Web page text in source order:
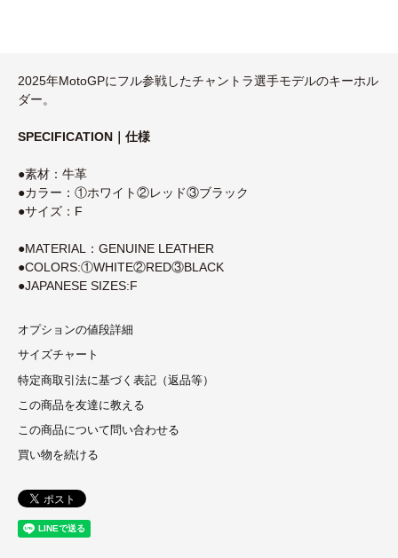
2025年MotoGPにフル参戦したチャントラ選手モデルのキーホル
ダー。
SPECIFICATION｜仕様
●素材：牛革
●カラー：①ホワイト②レッド③ブラック
●サイズ：F
●MATERIAL：GENUINE LEATHER
●COLORS:①WHITE②RED③BLACK
●JAPANESE SIZES:F
オプションの値段詳細
サイズチャート
特定商取引法に基づく表記（返品等）
この商品を友達に教える
この商品について問い合わせる
買い物を続ける